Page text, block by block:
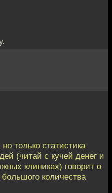
только статистика
(читай с кучей денег и
клиниках) говорит о
количества